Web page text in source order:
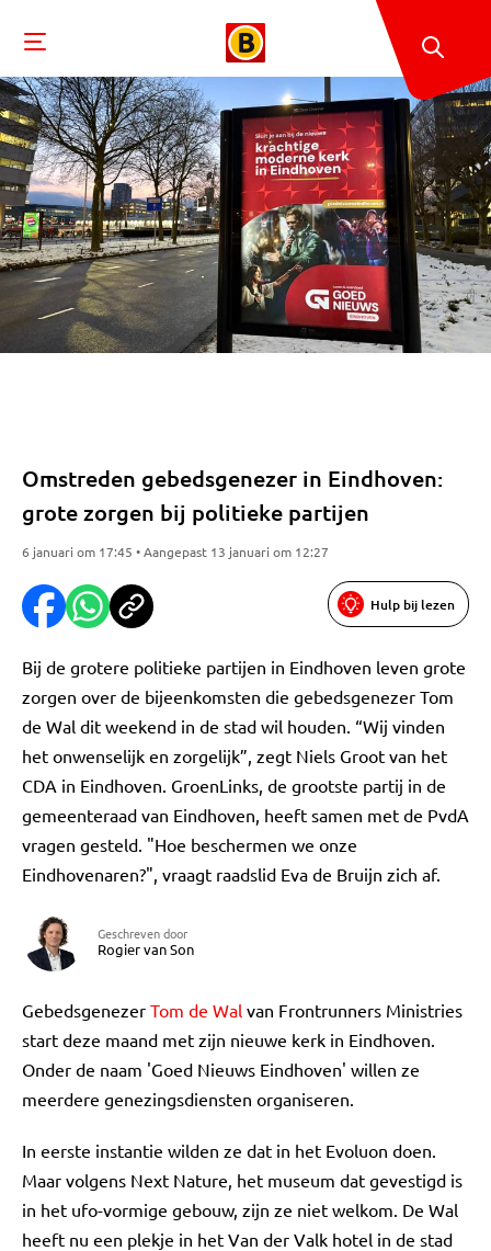
Omstreden gebedsgenezer in Eindhoven:
grote zorgen bij politieke partijen
6 januari om 17:45 • Aangepast 13 januari om 12:27
Hulp bij lezen
Bij de grotere politieke partijen in Eindhoven leven grote
zorgen over de bijeenkomsten die gebedsgenezer Tom
de Wal dit weekend in de stad wil houden. “Wij vinden
het onwenselijk en zorgelijk”, zegt Niels Groot van het
CDA in Eindhoven. GroenLinks, de grootste partij in de
gemeenteraad van Eindhoven, heeft samen met de PvdA
vragen gesteld. "Hoe beschermen we onze
Eindhovenaren?", vraagt raadslid Eva de Bruijn zich af.
Geschreven door
Rogier van Son
Gebedsgenezer Tom de Wal van Frontrunners Ministries
start deze maand met zijn nieuwe kerk in Eindhoven.
Onder de naam 'Goed Nieuws Eindhoven' willen ze
meerdere genezingsdiensten organiseren.
In eerste instantie wilden ze dat in het Evoluon doen.
Maar volgens Next Nature, het museum dat gevestigd is
in het ufo-vormige gebouw, zijn ze niet welkom. De Wal
heeft nu een plekje in het Van der Valk hotel in de stad